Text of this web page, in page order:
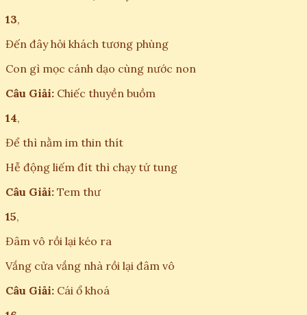
13,
Đến đây hỏi khách tương phùng
Con gì mọc cánh dạo cùng nước non
Câu Giải: Chiếc thuyền buồm
14,
Để thì nằm im thin thít
Hễ động liếm đít thì chạy tứ tung
Câu Giải: Tem thư
15,
Đâm vô rồi lại kéo ra
Vắng cửa vắng nhà rồi lại đâm vô
Câu Giải: Cái ổ khoá